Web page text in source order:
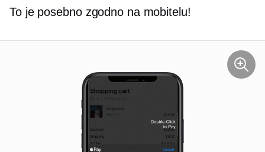
To je posebno zgodno na mobitelu!